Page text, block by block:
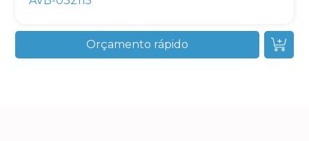
Orçamento rápido